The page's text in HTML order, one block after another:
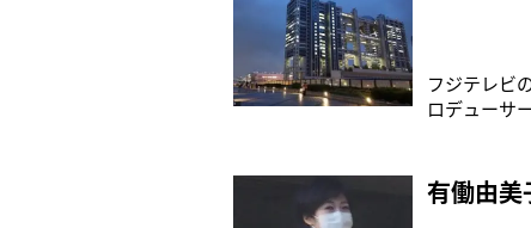
フジテレビ
ロデューサ
していた
面の間見合
有働由美